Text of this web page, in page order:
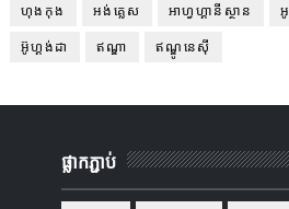
ហុងកុង
អង់គ្លេស អាហ្វហ្គានីស្ថាន
អ៊ូហ្គង់ដា
ឥណ្ឌា ឥណ្ឌូនេស៊ី
ផ្លាកភ្ជាប់